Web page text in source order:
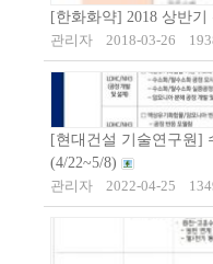
[한화화약] 2018 상반기
관리자
2018-03-26
[현대건설 기술연구원]
(4/22~5/8)
관리자
2022-04-25